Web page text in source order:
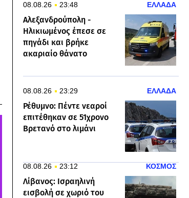
08.08.26 23:48 ΕΛΛΑΔΑ
Αλεξανδρούπολη -
Ηλικιωμένος έπεσε σε
πηγάδι και βρήκε
ακαριαίο θάνατο
08.08.26 23:29 ΕΛΛΑΔΑ
Ρέθυμνο: Πέντε νεαροί
επιτέθηκαν σε 51χρονο
Βρετανό στο λιμάνι
08.08.26 23:12 ΚΟΣΜΟΣ
Λίβανος: Ισραηλινή
εισβολή σε χωριό του